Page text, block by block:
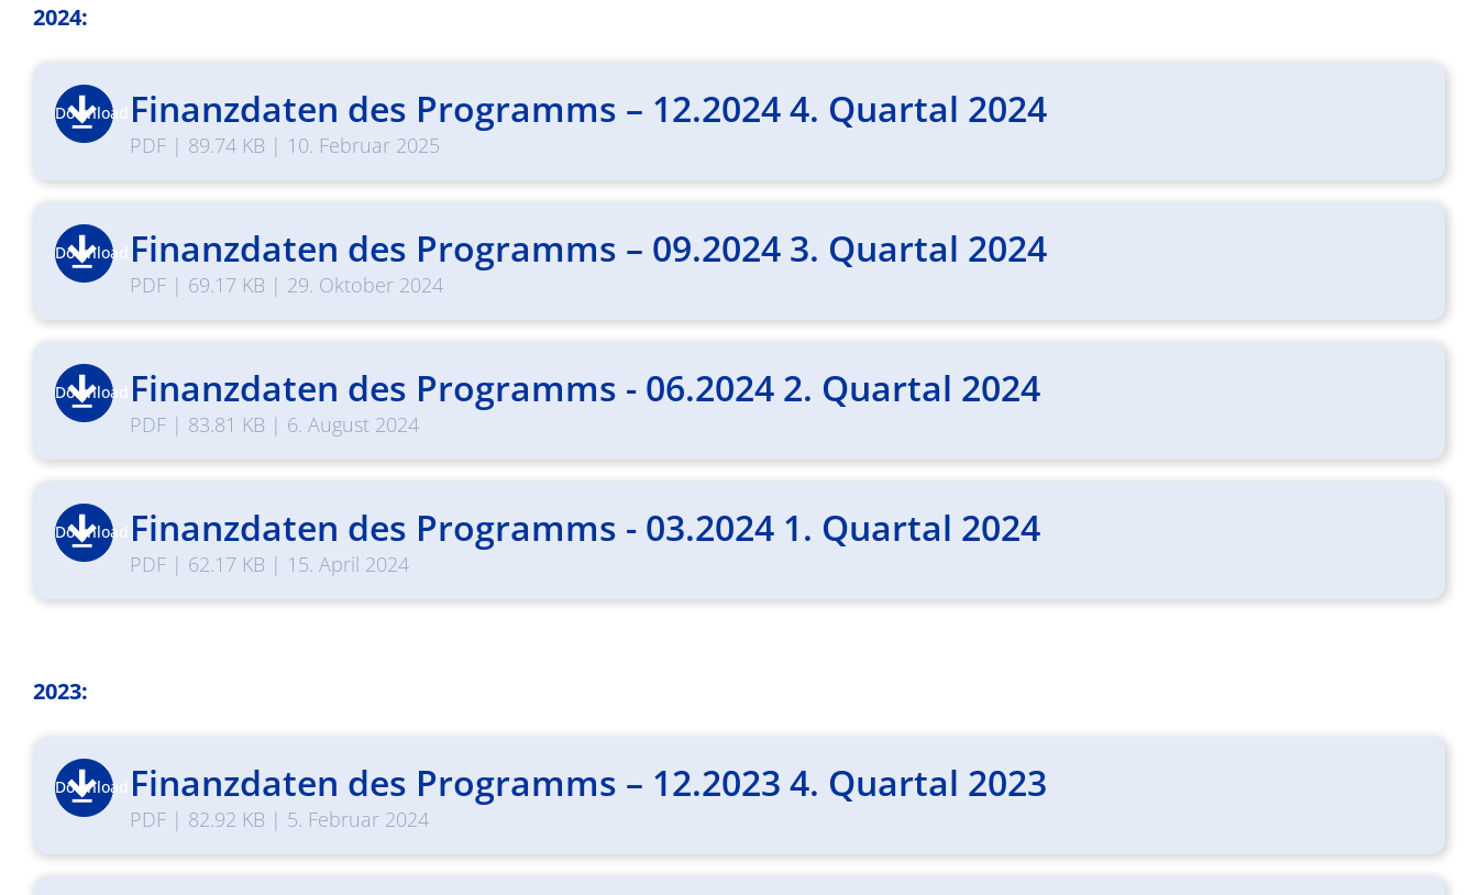
2024:
Download Finanzdaten des Programms – 12.2024 4. Quartal 2024
PDF| 89.74 KB | 10. Februar 2025
Download Finanzdaten des Programms – 09.2024 3. Quartal 2024
PDF| 69.17 KB | 29. Oktober 2024
Download Finanzdaten des Programms - 06.2024 2. Quartal 2024
PDF| 83.81 KB | 6. August 2024
Download Finanzdaten des Programms - 03.2024 1. Quartal 2024
PDF| 62.17 KB | 15. April 2024
2023:
Download Finanzdaten des Programms – 12.2023 4. Quartal 2023
PDF| 82.92 KB | 5. Februar 2024